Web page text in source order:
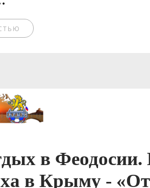
в Феодосии.
в Крыму -